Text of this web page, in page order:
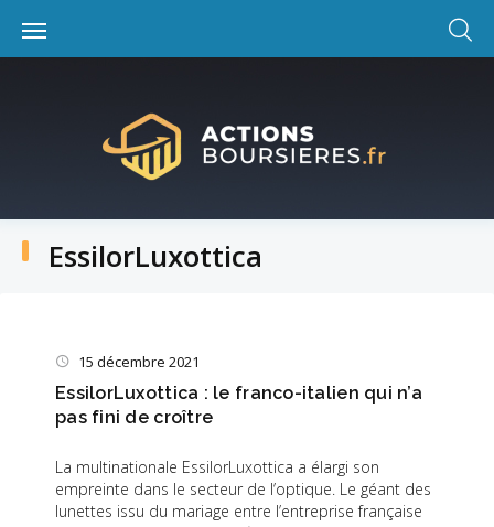
content
EssilorLuxottica
EssilorLuxottica
15 décembre 2021
EssilorLuxottica : le franco-italien qui n’a
pas fini de croître
La multinationale EssilorLuxottica a élargi son
empreinte dans le secteur de l’optique. Le géant des
lunettes issu du mariage entre l’entreprise française